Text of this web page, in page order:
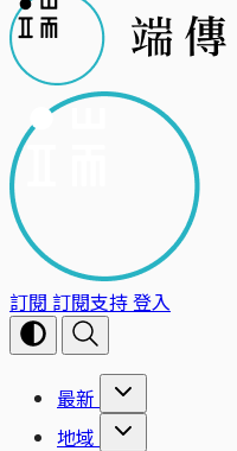
訂閱 訂閱支持登入
最新
地域